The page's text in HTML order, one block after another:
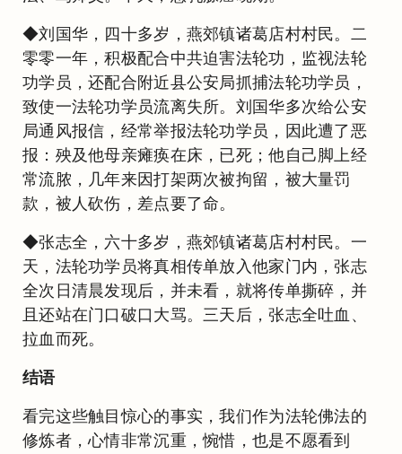
◆刘国华，四十多岁，燕郊镇诸葛店村村民。二
零零一年，积极配合中共迫害法轮功，监视法轮
功学员，还配合附近县公安局抓捕法轮功学员，
致使一法轮功学员流离失所。刘国华多次给公安
局通风报信，经常举报法轮功学员，因此遭了恶
报：殃及他母亲瘫痪在床，已死；他自己脚上经
常流脓，几年来因打架两次被拘留，被大量罚
款，被人砍伤，差点要了命。
◆张志全，六十多岁，燕郊镇诸葛店村村民。一
天，法轮功学员将真相传单放入他家门内，张志
全次日清晨发现后，并未看，就将传单撕碎，并
且还站在门口破口大骂。三天后，张志全吐血、
拉血而死。
结语
看完这些触目惊心的事实，我们作为法轮佛法的
修炼者，心情非常沉重，惋惜，也是不愿看到